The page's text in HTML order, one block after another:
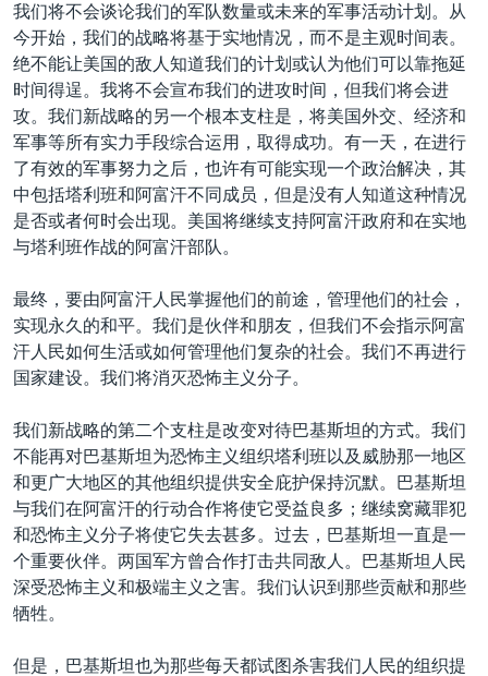
我们将不会谈论我们的军队数量或未来的军事活动计划。从
今开始，我们的战略将基于实地情况，而不是主观时间表。
绝不能让美国的敌人知道我们的计划或认为他们可以靠拖延
时间得逞。我将不会宣布我们的进攻时间，但我们将会进
攻。我们新战略的另一个根本支柱是，将美国外交、经济和
军事等所有实力手段综合运用，取得成功。有一天，在进行
了有效的军事努力之后，也许有可能实现一个政治解决，其
中包括塔利班和阿富汗不同成员，但是没有人知道这种情况
是否或者何时会出现。美国将继续支持阿富汗政府和在实地
与塔利班作战的阿富汗部队。
最终，要由阿富汗人民掌握他们的前途，管理他们的社会，
实现永久的和平。我们是伙伴和朋友，但我们不会指示阿富
汗人民如何生活或如何管理他们复杂的社会。我们不再进行
国家建设。我们将消灭恐怖主义分子。
我们新战略的第二个支柱是改变对待巴基斯坦的方式。我们
不能再对巴基斯坦为恐怖主义组织塔利班以及威胁那一地区
和更广大地区的其他组织提供安全庇护保持沉默。巴基斯坦
与我们在阿富汗的行动合作将使它受益良多；继续窝藏罪犯
和恐怖主义分子将使它失去甚多。过去，巴基斯坦一直是一
个重要伙伴。两国军方曾合作打击共同敌人。巴基斯坦人民
深受恐怖主义和极端主义之害。我们认识到那些贡献和那些
牺牲。
但是，巴基斯坦也为那些每天都试图杀害我们人民的组织提